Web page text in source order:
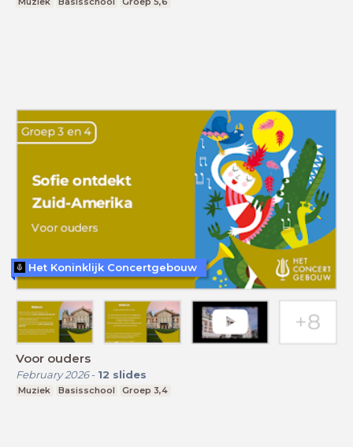
Voor ouders
February 2026- 12 slides
Muziek Basisschool Groep 3,4
Het Koninklijk Concertgebouw